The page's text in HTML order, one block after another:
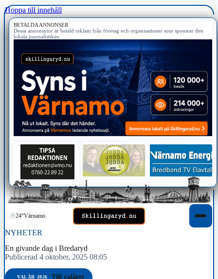
Hoppa till innehåll
BETALDA ANNONSER
Dessa annonsytor är betald reklam från företag och organisationer som sponsrar den
lokala journalistiken.
24°Värnamo
NYHETER
En givande dag i Bredaryd
Publicerad 4 oktober, 2025 08:05
VALÅR 2026 Till valåret